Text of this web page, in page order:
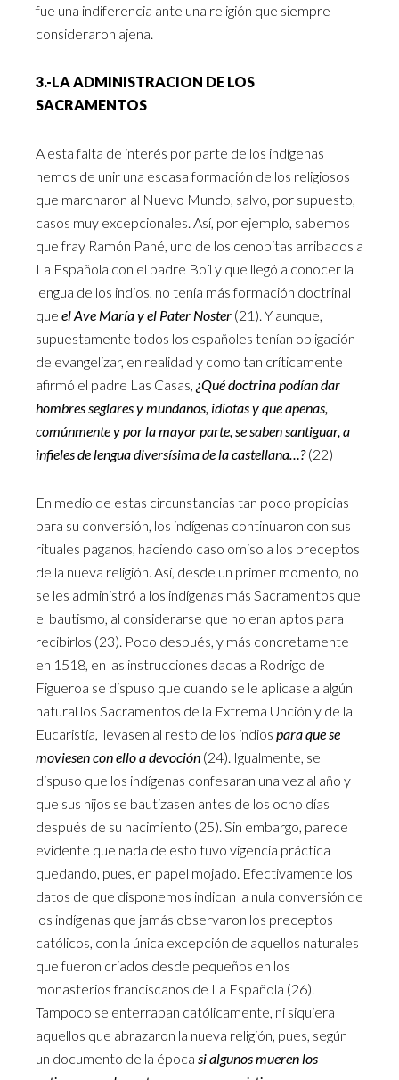
fue una indiferencia ante una religión que siempre
consideraron ajena.
3.-LA ADMINISTRACION DE LOS
SACRAMENTOS
A esta falta de interés por parte de los indígenas
hemos de unir una escasa formación de los religiosos
que marcharon al Nuevo Mundo, salvo, por supuesto,
casos muy excepcionales. Así, por ejemplo, sabemos
que fray Ramón Pané, uno de los cenobitas arribados a
La Española con el padre Boíl y que llegó a conocer la
lengua de los indios, no tenía más formación doctrinal
que el Ave María y el Pater Noster (21). Y aunque,
supuestamente todos los españoles tenían obligación
de evangelizar, en realidad y como tan críticamente
afirmó el padre Las Casas, ¿Qué doctrina podían dar
hombres seglares y mundanos, idiotas y que apenas,
comúnmente y por la mayor parte, se saben santiguar, a
infieles de lengua diversísima de la castellana…?(22)
En medio de estas circunstancias tan poco propicias
para su conversión, los indígenas continuaron con sus
rituales paganos, haciendo caso omiso a los preceptos
de la nueva religión. Así, desde un primer momento, no
se les administró a los indígenas más Sacramentos que
el bautismo, al considerarse que no eran aptos para
recibirlos (23). Poco después, y más concretamente
en 1518, en las instrucciones dadas a Rodrigo de
Figueroa se dispuso que cuando se le aplicase a algún
natural los Sacramentos de la Extrema Unción y de la
Eucaristía, llevasen al resto de los indios para que se
moviesen con ello a devoción (24). Igualmente, se
dispuso que los indígenas confesaran una vez al año y
que sus hijos se bautizasen antes de los ocho días
después de su nacimiento (25). Sin embargo, parece
evidente que nada de esto tuvo vigencia práctica
quedando, pues, en papel mojado. Efectivamente los
datos de que disponemos indican la nula conversión de
los indígenas que jamás observaron los preceptos
católicos, con la única excepción de aquellos naturales
que fueron criados desde pequeños en los
monasterios franciscanos de La Española (26).
Tampoco se enterraban católicamente, ni siquiera
aquellos que abrazaron la nueva religión, pues, según
un documento de la época si algunos mueren los